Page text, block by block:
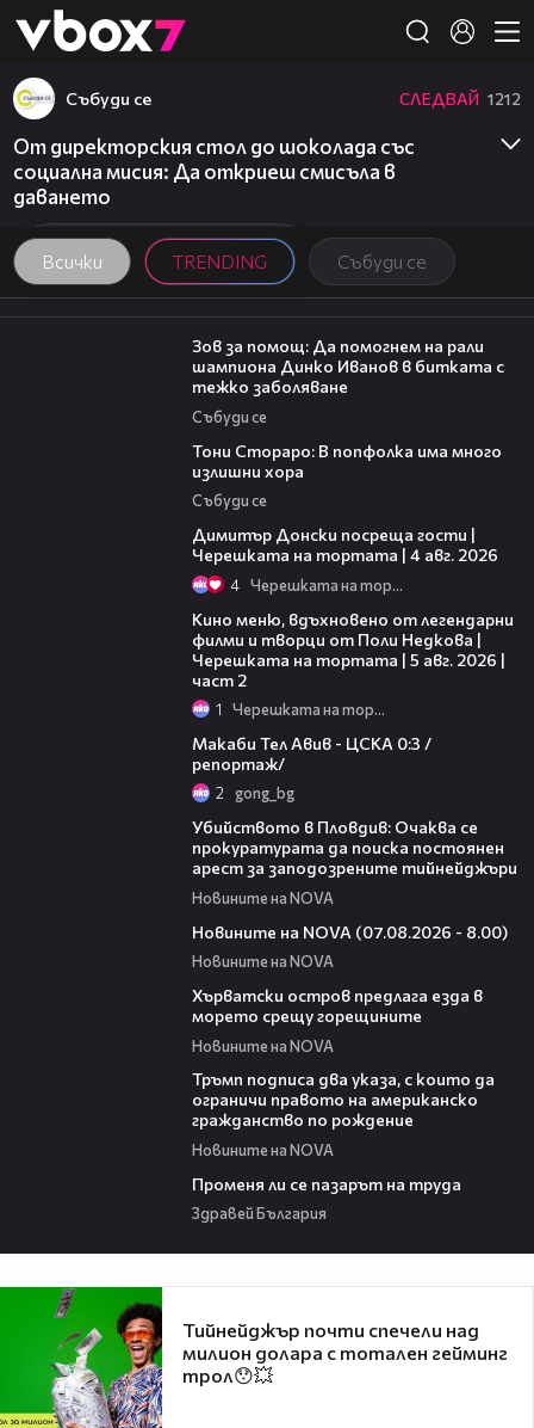
👾
Всички TRENDING Събуди се
Събуди се СЛЕДВАЙ 1212
От директорския стол до шоколада със
социална мисия: Да откриеш смисъла в
даването
03:29
Зов за помощ: Да помогнем на рали
шампиона Динко Иванов в битката с
тежко заболяване
Събуди се
Тони Стораро: В попфолка има много
излишни хора
Събуди се
Димитър Донски посреща гости |
Черешката на тортата | 4 авг. 2026
4 Черешката на тортата
Кино меню, вдъхновено от легендарни
филми и творци от Поли Недкова |
Черешката на тортата | 5 авг. 2026 |
част 2
1 Черешката на тортата
Макаби Тел Авив - ЦСКА 0:3 /
репортаж/
2 gong_bg
Убийството в Пловдив: Очаква се
прокуратурата да поиска постоянен
арест за заподозрените тийнейджъри
Новините на NOVA
Новините на NOVA (07.08.2026 - 8.00)
Новините на NOVA
Хърватски остров предлага езда в
морето срещу горещините
Новините на NOVA
Тръмп подписа два указа, с които да
ограничи правото на американско
гражданство по рождение
Новините на NOVA
Променя ли се пазарът на труда
Здравей България
Тийнейджър почти спечели над
милион долара с тотален гейминг
трол😯💥